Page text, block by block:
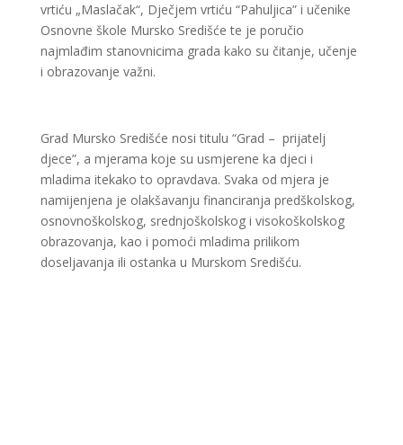
vrtiću „Maslačak“, Dječjem vrtiću “Pahuljica” i učenike
Osnovne škole Mursko Središće te je poručio
najmlađim stanovnicima grada kako su čitanje, učenje
i obrazovanje važni.
Grad Mursko Središće nosi titulu “Grad – prijatelj
djece”, a mjerama koje su usmjerene ka djeci i
mladima itekako to opravdava. Svaka od mjera je
namijenjena je olakšavanju financiranja predškolskog,
osnovnoškolskog, srednjoškolskog i visokoškolskog
obrazovanja, kao i pomoći mladima prilikom
doseljavanja ili ostanka u Murskom Središću.